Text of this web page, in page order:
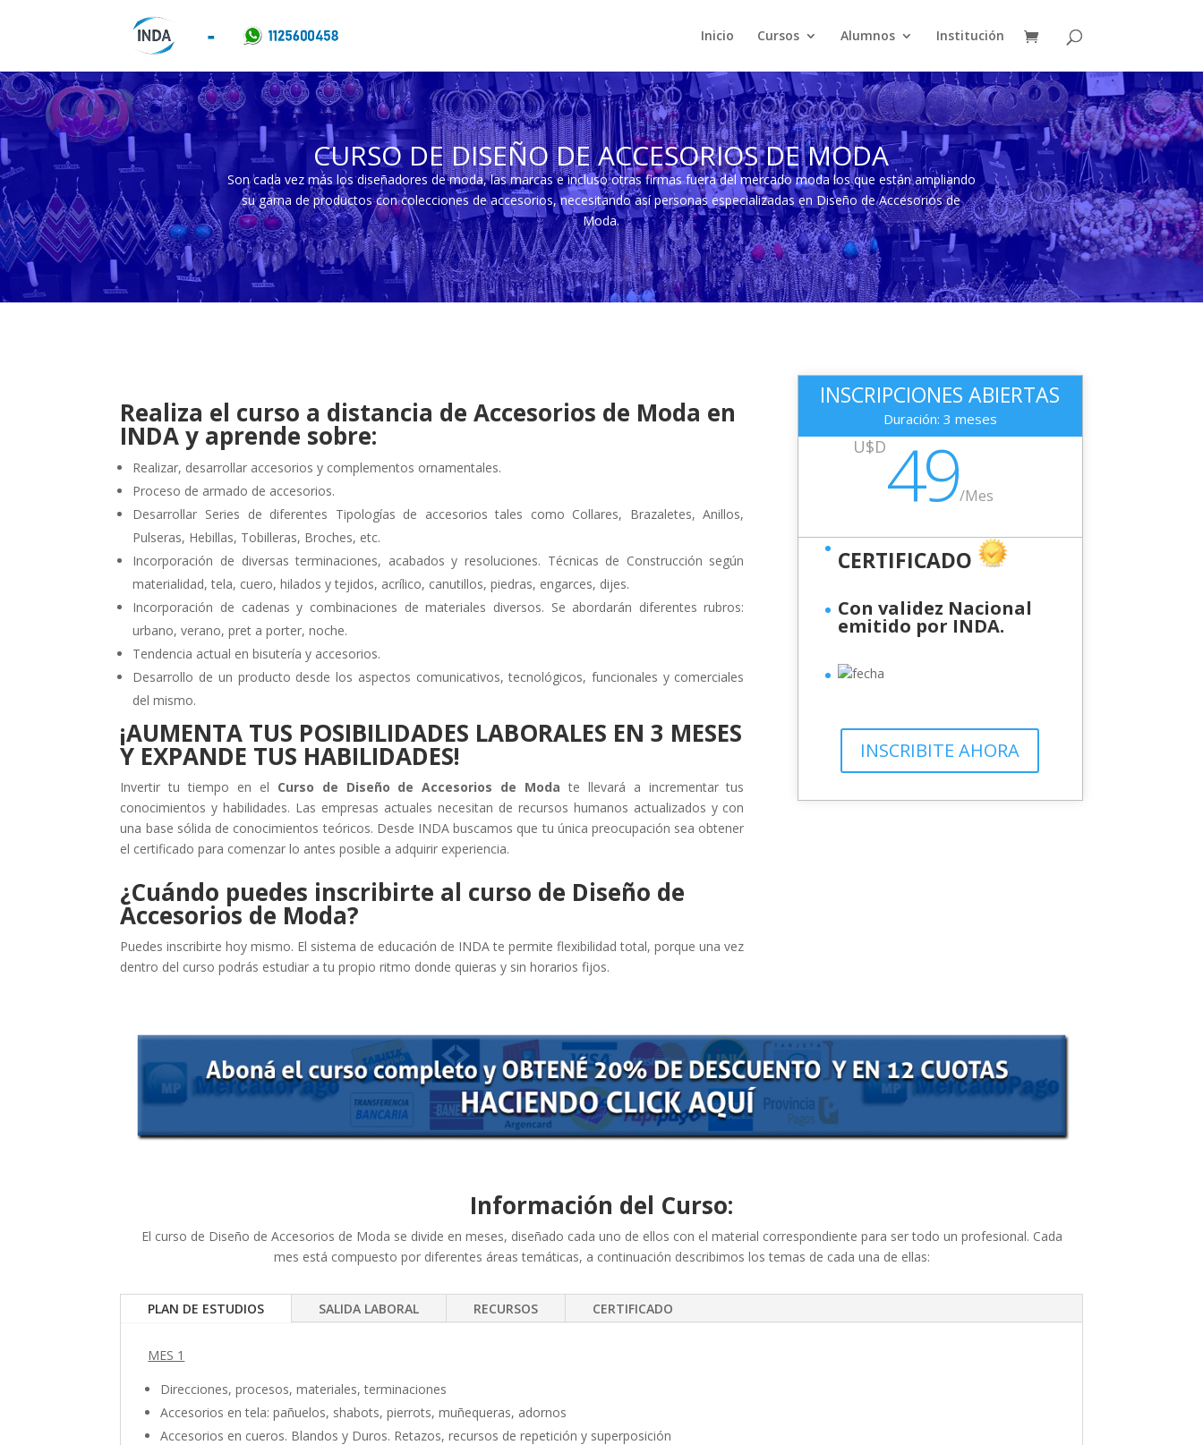
Inicio Cursos Alumnos Institución
CURSO DE DISEÑO DE ACCESORIOS DE MODA
Son cada vez más los diseñadores de moda, las marcas e incluso otras firmas fuera del mercado moda los que están ampliando
su gama de productos con colecciones de accesorios, necesitando así personas especializadas en Diseño de Accesorios de
Moda.
Realiza el curso a distancia de Accesorios de Moda en
INDA y aprende sobre:
Realizar, desarrollar accesorios y complementos ornamentales.
Proceso de armado de accesorios.
Desarrollar Series de diferentes Tipologías de accesorios tales como Collares, Brazaletes, Anillos,
Pulseras, Hebillas, Tobilleras, Broches, etc.
Incorporación de diversas terminaciones, acabados y resoluciones. Técnicas de Construcción según
materialidad, tela, cuero, hilados y tejidos, acrílico, canutillos, piedras, engarces, dijes.
Incorporación de cadenas y combinaciones de materiales diversos. Se abordarán diferentes rubros:
urbano, verano, pret a porter, noche.
Tendencia actual en bisutería y accesorios.
Desarrollo de un producto desde los aspectos comunicativos, tecnológicos, funcionales y comerciales
del mismo.
¡AUMENTA TUS POSIBILIDADES LABORALES EN 3 MESES
Y EXPANDE TUS HABILIDADES!
Invertir tu tiempo en el Curso de Diseño de Accesorios de Moda te llevará a incrementar tus
conocimientos y habilidades. Las empresas actuales necesitan de recursos humanos actualizados y con
una base sólida de conocimientos teóricos. Desde INDA buscamos que tu única preocupación sea obtener
el certificado para comenzar lo antes posible a adquirir experiencia.
¿Cuándo puedes inscribirte al curso de Diseño de
Accesorios de Moda?
Puedes inscribirte hoy mismo. El sistema de educación de INDA te permite flexibilidad total, porque una vez
dentro del curso podrás estudiar a tu propio ritmo donde quieras y sin horarios fijos.
INSCRIPCIONES ABIERTAS
Duración: 3 meses
U$D49/Mes
CERTIFICADO
Con validez Nacional
emitido por INDA.
INSCRIBITE AHORA
Información del Curso:
El curso de Diseño de Accesorios de Moda se divide en meses, diseñado cada uno de ellos con el material correspondiente para ser todo un profesional. Cada
mes está compuesto por diferentes áreas temáticas, a continuación describimos los temas de cada una de ellas:
PLAN DE ESTUDIOS SALIDA LABORAL RECURSOS CERTIFICADO
MES 1
Direcciones, procesos, materiales, terminaciones
Accesorios en tela: pañuelos, shabots, pierrots, muñequeras, adornos
Accesorios en cueros. Blandos y Duros. Retazos, recursos de repetición y superposición